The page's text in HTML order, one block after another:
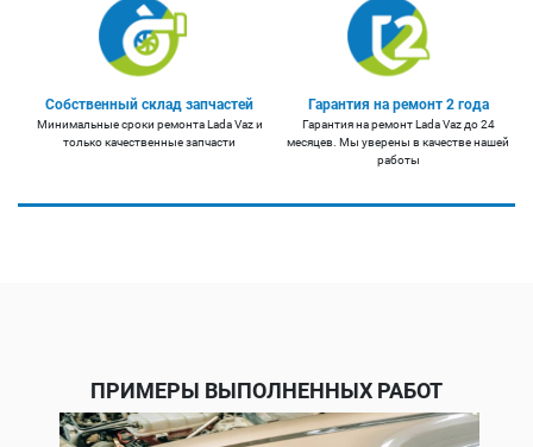
Собственный склад запчастей
Минимальные сроки ремонта Lada Vaz и
только качественные запчасти
Гарантия на ремонт 2 года
Гарантия на ремонт Lada Vaz до 24
месяцев. Мы уверены в качестве нашей
работы
ПРИМЕРЫ ВЫПОЛНЕННЫХ РАБОТ